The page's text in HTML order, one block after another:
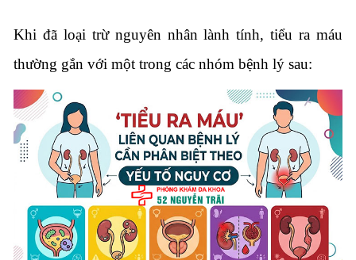
Khi đã loại trừ nguyên nhân lành tính, tiểu ra máu
thường gắn với một trong các nhóm bệnh lý sau: